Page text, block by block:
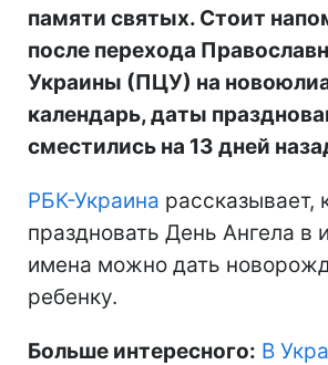
памяти святых. Стоит
после перехода
Украины (ПЦУ) на
календарь, даты
сместились на 13 дней
РБК-Украина рассказывает,
праздновать День Ангела в
имена можно дать
ребенку.
Больше интересного: В